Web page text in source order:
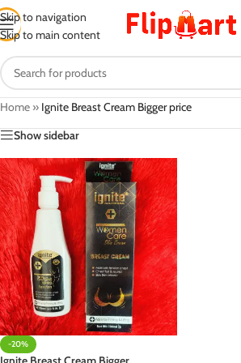
Skip to navigation
Skip to main content
Home » Ignite Breast Cream Bigger price
Show sidebar
-20%